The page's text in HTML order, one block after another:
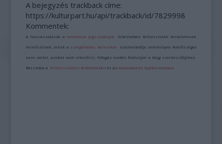
A bejegyzés trackback címe:
https://kulturpart.hu/api/trackback/id/7829998
Kommentek:
A hozzászólások avonatkozó jogszabályok értelmében felhasználói tartalomnak
minősülnek, értük a szolgáltatás technikai üzemeltetője semmilyen felelősséget
nem vállal, azokat nem ellenőrzi. Kifogás esetén forduljon a blog szerkesztőjéhez.
Részletek a Felhasználási feltételekben és azadatvédelmi tájékoztatóban